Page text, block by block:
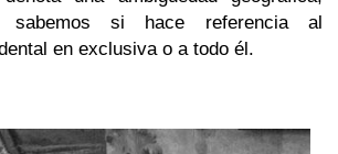
sabemos si hace referencia al
en exclusiva o a todo él.